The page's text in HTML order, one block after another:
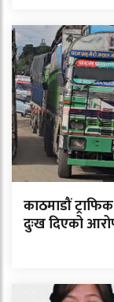
काठमाडौं
दुःख दिएको